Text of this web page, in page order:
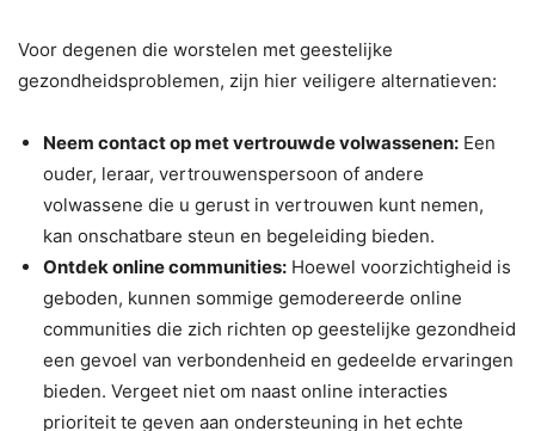
Voor degenen die worstelen met geestelijke
gezondheidsproblemen, zijn hier veiligere alternatieven:
Neem contact op met vertrouwde volwassenen: Een
ouder, leraar, vertrouwenspersoon of andere
volwassene die u gerust in vertrouwen kunt nemen,
kan onschatbare steun en begeleiding bieden.
Ontdek online communities: Hoewel voorzichtigheid is
geboden, kunnen sommige gemodereerde online
communities die zich richten op geestelijke gezondheid
een gevoel van verbondenheid en gedeelde ervaringen
bieden. Vergeet niet om naast online interacties
prioriteit te geven aan ondersteuning in het echte